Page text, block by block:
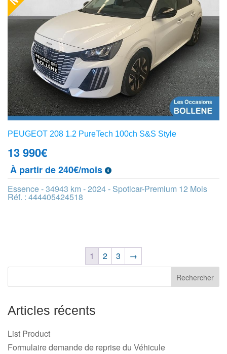
PEUGEOT 208 1.2 PureTech 100ch S&S Style
13 990€
À partir de 240€/mois
Essence - 34943 km - 2024 - Spoticar-Premium 12 Mois
Réf. : 444405424518
1 2 3 →
Articles récents
List Product
Formulaire demande de reprise du Véhicule